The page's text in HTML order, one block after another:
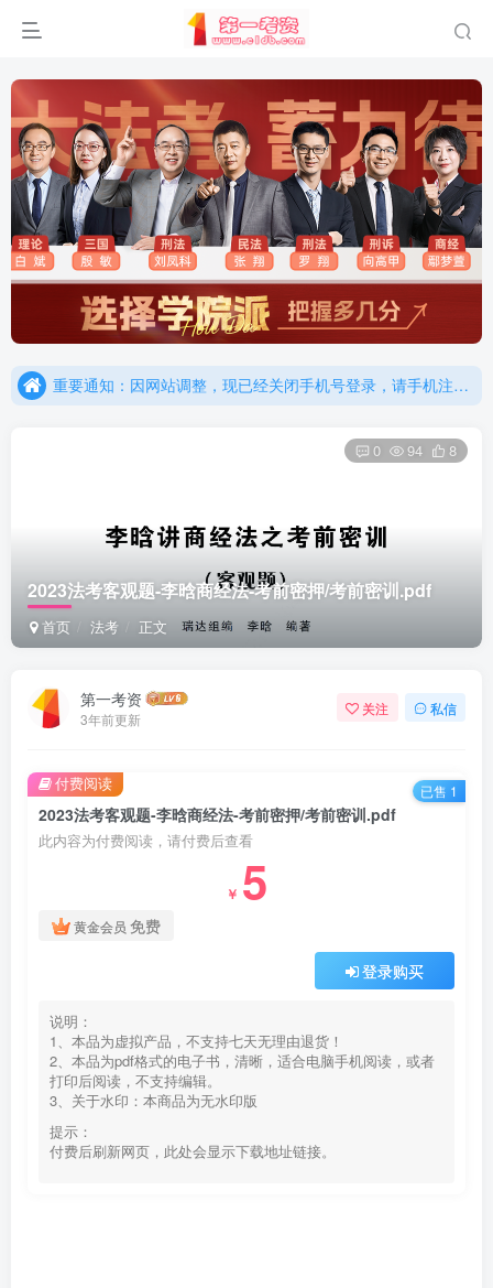
重要通知：因网站调整，现已经关闭手机号登录，请手机注册用户及时添加客服微信（微信号：dykz180），客服会协助将登陆方式更改为邮箱登录！
更新提示：已经更新部分机构主观题法考资料，推荐厚大的考点清单，高清版，特别适合学习！
2023法考客观题-李晗商经法-考前密押/考前密训.pdf
首页 法考 正文
0 94 8
第一考资
3年前更新
关注 私信
2023法考客观题-李晗商经法-考前密押/考前密训.pdf
此内容为付费阅读，请付费后查看
￥ 5
黄金会员 免费
登录购买
说明：
1、本品为虚拟产品，不支持七天无理由退货！
2、本品为pdf格式的电子书，清晰，适合电脑手机阅读，或者
打印后阅读，不支持编辑。
3、关于水印：本商品为无水印版
提示：
付费后刷新网页，此处会显示下载地址链接。
付费阅读 已售 1